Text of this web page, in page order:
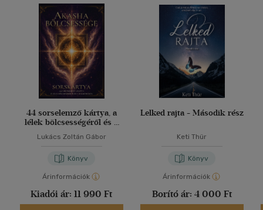
44 sorselemző kártya, a
lélek bölcsességéről és a
Lukács Zoltán Gábor
Könyv
Árinformációk
Kiadói ár: 11 990 Ft
Lelked rajta - Második rész
Keti Thür
Könyv
Árinformációk
Borító ár: 4 000 Ft